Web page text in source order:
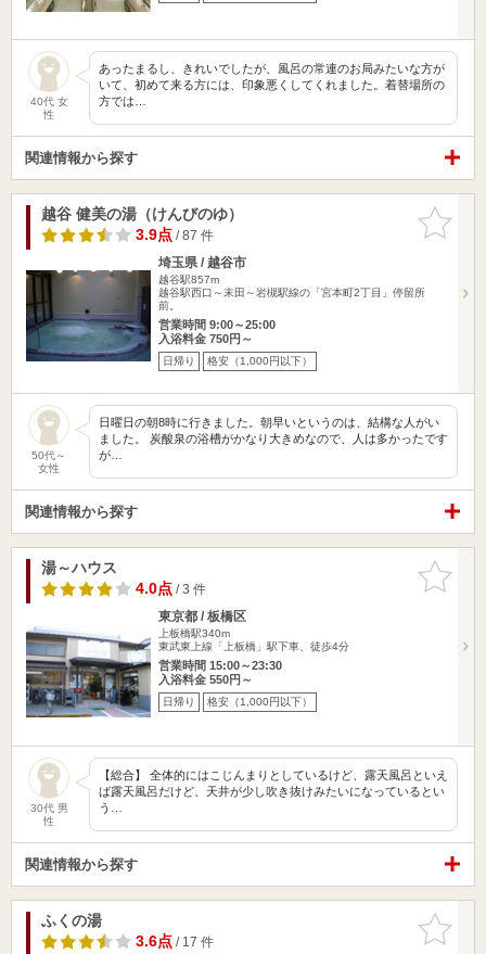
40代 女
性
あったまるし、きれいでしたが、風呂の常連のお局みたいな方が
いて、初めて来る方には、印象悪くしてくれました。着替場所の
方では…
関連情報から探す
お気に入
りに追加
越谷 健美の湯（けんびのゆ）
3.9点/ 87 件
埼玉県 / 越谷市
越谷駅857m
越谷駅西口～末田～岩槻駅線の「宮本町2丁目」停留所
前。
営業時間 9:00～25:00
入浴料金 750円～
日帰り 格安（1,000円以下）
50代～
女性
日曜日の朝8時に行きました。朝早いというのは、結構な人がい
ました。 炭酸泉の浴槽がかなり大きめなので、人は多かったです
が…
関連情報から探す
お気に入
りに追加
湯～ハウス
4.0点/ 3 件
東京都 / 板橋区
上板橋駅340m
東武東上線「上板橋」駅下車、徒歩4分
営業時間 15:00～23:30
入浴料金 550円～
日帰り 格安（1,000円以下）
30代 男
性
【総合】 全体的にはこじんまりとしているけど、露天風呂といえ
ば露天風呂だけど、天井が少し吹き抜けみたいになっているとい
う…
関連情報から探す
お気に入
りに追加
ふくの湯
3.6点/ 17 件